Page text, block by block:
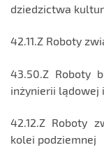
dziedzictwa
42.11.Z Roboty
43.50.Z Roboty
inżynierii lądowej
42.12.Z Roboty
kolei podziemnej